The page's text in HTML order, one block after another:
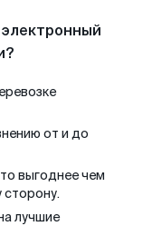
от и до
выгоднее чем
сторону.
лучшие